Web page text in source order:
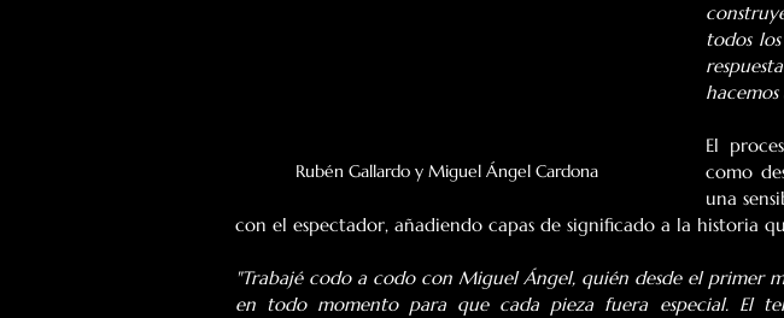
Rubén Gallardo y Miguel Ángel Cardona
todos
El
como
una
con el espectador, añadiendo capas de significado a la historia
"Trabajé codo a codo con Miguel Ángel, quién desde el primer
en todo momento para que cada pieza fuera especial. El